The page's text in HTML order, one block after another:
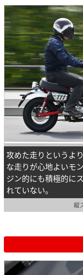
攻めた走りというよ
な走りが心地よいモ
ジン的にも積極的に
れていない。
縦